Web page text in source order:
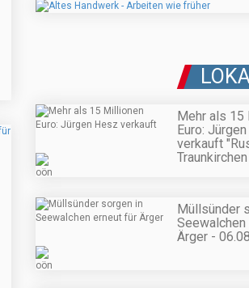
Mehr als 15
Euro:
verkauft
Müllsünder
Ärger -